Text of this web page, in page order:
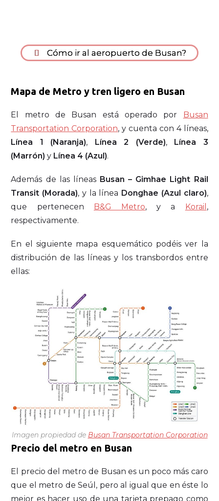
Cómo ir al aeropuerto de Busan?
Mapa de Metro y tren ligero en Busan
El metro de Busan está operado por
Busan
Transportation Corporation, y cuenta con 4 líneas,
Línea 1 (Naranja), Línea 2 (Verde),
Línea 3
(Marrón) y Línea 4 (Azul).
Además de las líneas Busan – Gimhae Light Rail
Transit (Morada), y la línea Donghae (Azul claro),
que pertenecen
B&G Metro, y a Korail ,
respectivamente.
En el siguiente mapa esquemático podéis ver la
distribución de las líneas y los transbordos entre
ellas:
Imagen propiedad de Busan Transportation Corporation
Precio del metro en Busan
El precio del metro de Busan es un poco más caro
que el metro de Seúl, pero al igual que en éste lo
mejor es hacer uso de una tarjeta prepago como